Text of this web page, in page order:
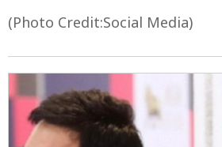
(Photo Credit:Social Media)